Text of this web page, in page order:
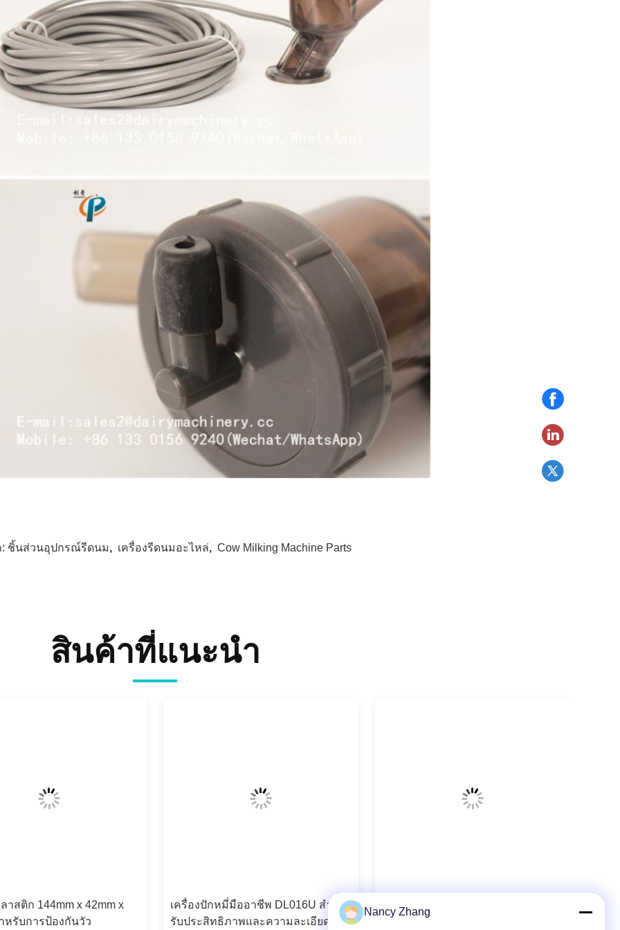
ชิ้นส่วนอุปกรณ์รีดนม, เครื่องรีดนมอะไหล่, Cow Milking Machine Parts
สินค้าที่แนะนํา
าสติก 144mm x 42mm x
หรับการป้องกันวัว
เครื่องปักหมี่มืออาชีพ DL016U สําห
รับประสิทธิภาพและความละเอียดใน
Standard Dairy Milking System
Components DL01 Milking Machine
Nancy Zhang